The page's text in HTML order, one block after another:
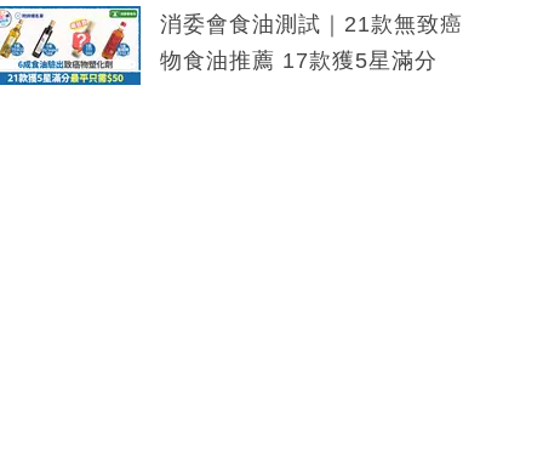
消委會食油測試｜21款無致癌
物食油推薦 17款獲5星滿分